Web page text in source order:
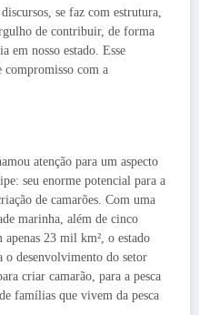
se faz com estrutura,
de contribuir, de forma
em nosso estado. Esse
compromisso com a
atenção para um aspecto
seu enorme potencial para a
de camarões. Com uma
marinha, além de cinco
23 mil km², o estado
o desenvolvimento do setor
criar camarão, para a pesca
famílias que vivem da pesca